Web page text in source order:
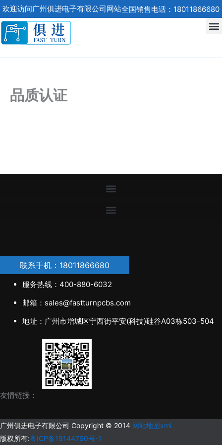
跳
至
内
容
欢迎访问广州俱进电子有限公司网站全国销售电话：18011866680
品质认证
联系手机：18011866680
服务热线：400-880-6032
邮箱：sales@fastturnpcbs.com
地址：广州市增城区宁西街平安(科技)硅谷A03栋503-504
友情链接：
广州俱进电子有限公司 Copyright © 2014 网站地图xml
版权所有:粤ICP备19144760号-1